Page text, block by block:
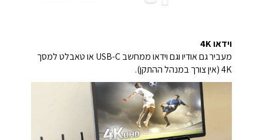
וידאו 4K
מעביר גם אודיו וגם וידאו ממחשב USB-C או טאבלט למסך
4K (אין צורך במנהל ההתקן).